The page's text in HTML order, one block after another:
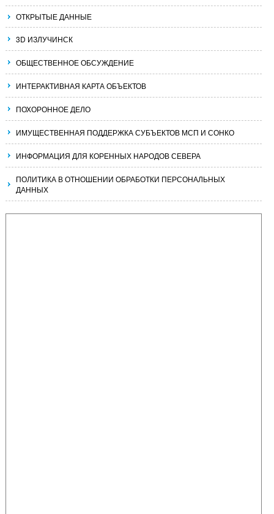
ОТКРЫТЫЕ ДАННЫЕ
3D ИЗЛУЧИНСК
ОБЩЕСТВЕННОЕ ОБСУЖДЕНИЕ
ИНТЕРАКТИВНАЯ КАРТА ОБЪЕКТОВ
ПОХОРОННОЕ ДЕЛО
ИМУЩЕСТВЕННАЯ ПОДДЕРЖКА СУБЪЕКТОВ МСП И СОНКО
ИНФОРМАЦИЯ ДЛЯ КОРЕННЫХ НАРОДОВ СЕВЕРА
ПОЛИТИКА В ОТНОШЕНИИ ОБРАБОТКИ ПЕРСОНАЛЬНЫХ
ДАННЫХ